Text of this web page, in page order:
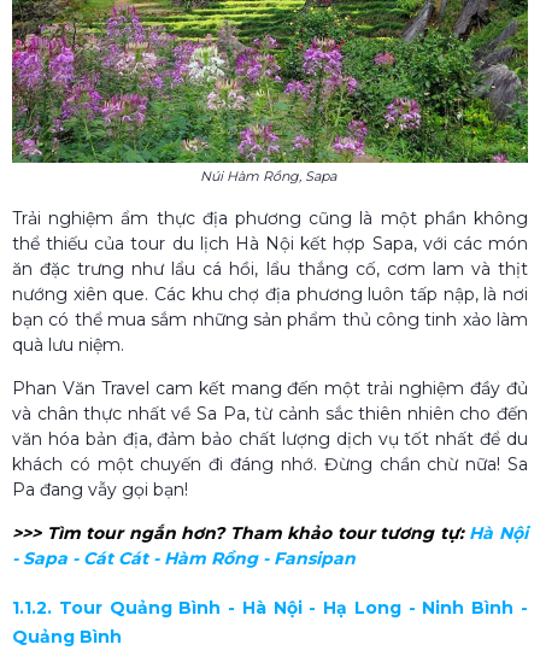
Núi Hàm Rồng, Sapa
Trải nghiệm ẩm thực địa phương cũng là một phần không
thể thiếu của tour du lịch Hà Nội kết hợp Sapa, với các món
ăn đặc trưng như lẩu cá hồi, lẩu thắng cố, cơm lam và thịt
nướng xiên que. Các khu chợ địa phương luôn tấp nập, là nơi
bạn có thể mua sắm những sản phẩm thủ công tinh xảo làm
quà lưu niệm.
Phan Văn Travel cam kết mang đến một trải nghiệm đầy đủ
và chân thực nhất về Sa Pa, từ cảnh sắc thiên nhiên cho đến
văn hóa bản địa, đảm bảo chất lượng dịch vụ tốt nhất để du
khách có một chuyến đi đáng nhớ. Đừng chần chừ nữa! Sa
Pa đang vẫy gọi bạn!
>>> Tìm tour ngắn hơn? Tham khảo tour tương tự: Hà Nội
- Sapa - Cát Cát - Hàm Rồng - Fansipan
1.1.2. Tour Quảng Bình - Hà Nội - Hạ Long - Ninh Bình -
Quảng Bình